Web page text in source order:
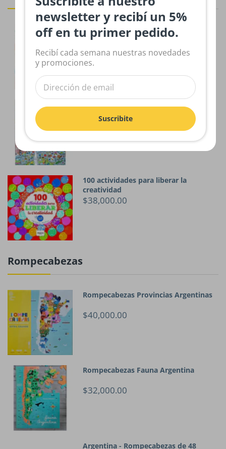
El libro de los pequeños grandes
artistas
$33,700.00
Perdidos en Argentina. Para jugar y
conocer
$21,000.00
100 actividades para liberar la
creatividad
$38,000.00
Rompecabezas
Rompecabezas Provincias Argentinas
$40,000.00
Rompecabezas Fauna Argentina
$32,000.00
Argentina - Rompecabezas de 48
newsletter y recibí un 5%
off en tu primer pedido.
Recibí cada semana nuestras novedades
y promociones.
Suscribite